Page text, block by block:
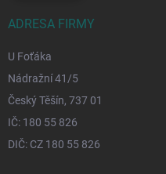
ADRESA FIRMY
U Foťáka
Nádražní 41/5
Český Těšín, 737 01
IČ: 180 55 826
DIČ: CZ 180 55 826